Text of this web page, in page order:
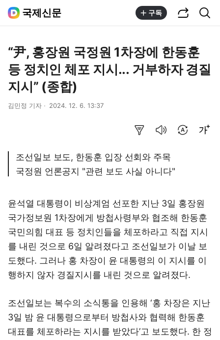
국제신문 구독
“尹, 홍장원 국정원 1차장에 한동훈
등 정치인 체포 지시... 거부하자 경질
지시” (종합)
김민정 기자 2024. 12. 6. 13:37
조선일보 보도, 한동훈 입장 선회와 주목
국정원 언론공지 "관련 보도 사실 아니다"
윤석열 대통령이 비상계엄 선포한 지난 3일 홍장원
국가정보원 1차장에게 방첩사령부와 협조해 한동훈
국민의힘 대표 등 정치인들을 체포하라고 직접 지시
를 내린 것으로 6일 알려졌다고 조선일보가 이날 보
도했다. 그러나 홍 차장이 윤 대통령의 이 지시를 이
행하지 않자 경질지시를 내린 것으로 알려졌다.
조선일보는 복수의 소식통을 인용해 ‘홍 차장은 지난
3일 밤 윤 대통령으로부터 방첩사와 협력해 한동훈
대표를 체포하라는 지시를 받았다’고 보도했다. 한 정